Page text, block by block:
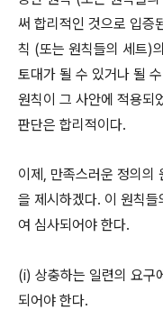
써 합리적인 것으로 입증
칙 (또는 원칙들의 세트)
토대가 될 수 있거나 될
원칙이 그 사안에 적용되
판단은 합리적이다.
이제, 만족스러운 정의의
을 제시하겠다. 이 원칙
여 심사되어야 한다.
(i) 상충하는 일련의 요구
되어야 한다.